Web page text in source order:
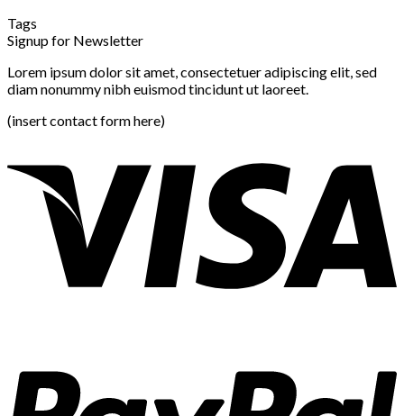
Tags
Signup for Newsletter
Lorem ipsum dolor sit amet, consectetuer adipiscing elit, sed
diam nonummy nibh euismod tincidunt ut laoreet.
(insert contact form here)